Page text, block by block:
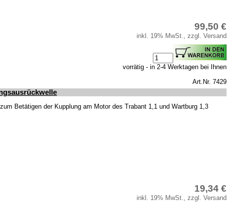
99,50 €
inkl. 19% MwSt., zzgl. Versand
vorrätig - in 2-4 Werktagen bei Ihnen
Art.Nr. 7429
Betätigen der Kupplung am Motor des Trabant 1,1 und Wartburg 1,3
19,34 €
inkl. 19% MwSt., zzgl. Versand